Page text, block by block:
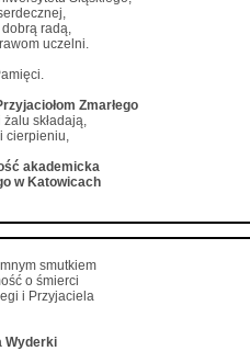
radą,
uczelni.
Zmarłego
składają,
cierpieniu,
akademicka
w Katowicach
smutkiem
o śmierci
i Przyjaciela
Wyderki